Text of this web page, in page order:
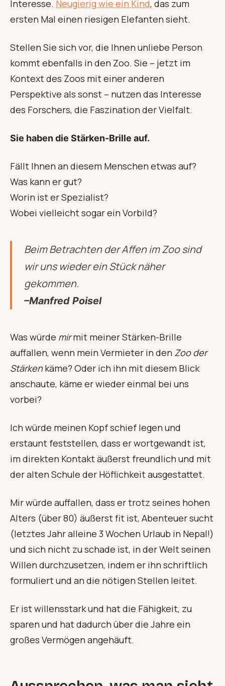
Interesse. Neugierig wie ein Kind, das zum
ersten Mal einen riesigen Elefanten sieht.
Stellen Sie sich vor, die Ihnen unliebe Person
kommt ebenfalls in den Zoo. Sie – jetzt im
Kontext des Zoos mit einer anderen
Perspektive als sonst – nutzen das Interesse
des Forschers, die Faszination der Vielfalt.
Sie haben die Stärken-Brille auf.
Fällt Ihnen an diesem Menschen etwas auf?
Was kann er gut?
Worin ist er Spezialist?
Wobei vielleicht sogar ein Vorbild?
Beim Betrachten der Affen im Zoo sind
wir uns wieder ein Stück näher
gekommen.
–Manfred Poisel
Was würde mirmit meiner Stärken-Brille
auffallen, wenn mein Vermieter in den Zoo der
Stärken käme? Oder ich ihn mit diesem Blick
anschaute, käme er wieder einmal bei uns
vorbei?
Ich würde meinen Kopf schief legen und
erstaunt feststellen, dass er wortgewandt ist,
im direkten Kontakt äußerst freundlich und mit
der alten Schule der Höflichkeit ausgestattet.
Mir würde auffallen, dass er trotz seines hohen
Alters (über 80) äußerst fit ist, Abenteuer sucht
(letztes Jahr alleine 3 Wochen Urlaub in Nepal!)
und sich nicht zu schade ist, in der Welt seinen
Willen durchzusetzen, indem er ihn schriftlich
formuliert und an die nötigen Stellen leitet.
Er ist willensstark und hat die Fähigkeit, zu
sparen und hat dadurch über die Jahre ein
großes Vermögen angehäuft.